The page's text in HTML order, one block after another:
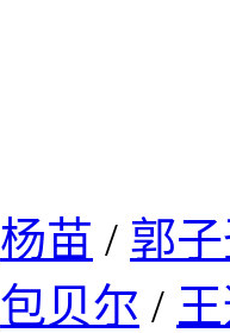
杨苗 / 郭
包贝尔 /